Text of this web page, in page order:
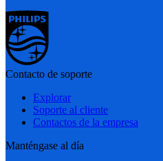
Contacto de soporte
Explorar
Soporte al cliente
Contactos de la empresa
Manténgase al día